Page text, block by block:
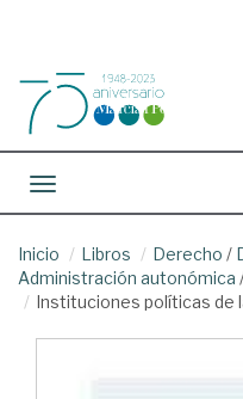
Toggle navigation
Inicio Libros Derecho /
Administración autonómica
Instituciones políticas de